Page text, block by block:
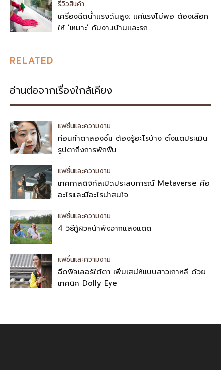
รีวิวสินค้า
เครื่องฉีดน้ำแรงดันสูง: แค่แรงไม่พอ ต้องเลือก
ให้ ‘เหมาะ’ กับงานบ้านและรถ
RELATED
อ่านต่อจากเรื่องใกล้เคียง
แฟชั่นและความงาม
ก่อนทำตาสองชั้น ต้องรู้อะไรบ้าง ตั้งแต่ประเมิน
รูปตาถึงการพักฟื้น
แฟชั่นและความงาม
เทศกาลดิจิทัลเปิดประสบการณ์ Metaverse คือ
อะไรและมีอะไรน่าสนใจ
แฟชั่นและความงาม
4 วิธีกู้ผิวหน้าพังจากแสงแดด
แฟชั่นและความงาม
ฉีดฟิลเลอร์ใต้ตา เพิ่มเสน่ห์แบบสาวเกาหลี ด้วย
เทคนิค Dolly Eye